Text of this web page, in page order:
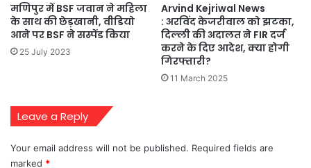
मणिपुर में BSF जवान ने महिला
के साथ की छेड़खानी, वीडियो
आने पर BSF ने सस्पेंड किया
25 July 2023
Arvind Kejriwal News
: अरविंद केजरीवाल को झटका,
दिल्ली की अदालत ने FIR दर्ज
करने के दिए आदेश, क्या होगी
गिरफ्तारी?
11 March 2025
Leave a Reply
Your email address will not be published. Required fields are
marked *